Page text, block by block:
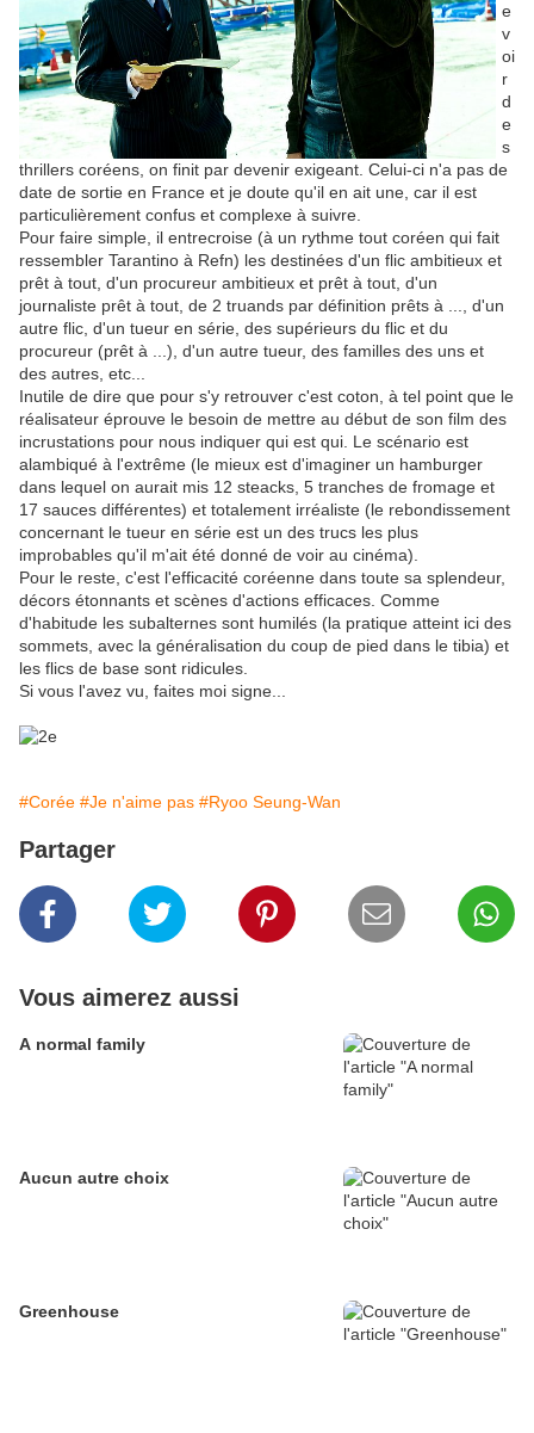
e
v
oi
r
d
e
s
thrillers coréens, on finit par devenir exigeant. Celui-ci n'a pas de
date de sortie en France et je doute qu'il en ait une, car il est
particulièrement confus et complexe à suivre.
Pour faire simple, il entrecroise (à un rythme tout coréen qui fait
ressembler Tarantino à Refn) les destinées d'un flic ambitieux et
prêt à tout, d'un procureur ambitieux et prêt à tout, d'un
journaliste prêt à tout, de 2 truands par définition prêts à ..., d'un
autre flic, d'un tueur en série, des supérieurs du flic et du
procureur (prêt à ...), d'un autre tueur, des familles des uns et
des autres, etc...
Inutile de dire que pour s'y retrouver c'est coton, à tel point que le
réalisateur éprouve le besoin de mettre au début de son film des
incrustations pour nous indiquer qui est qui. Le scénario est
alambiqué à l'extrême (le mieux est d'imaginer un hamburger
dans lequel on aurait mis 12 steacks, 5 tranches de fromage et
17 sauces différentes) et totalement irréaliste (le rebondissement
concernant le tueur en série est un des trucs les plus
improbables qu'il m'ait été donné de voir au cinéma).
Pour le reste, c'est l'efficacité coréenne dans toute sa splendeur,
décors étonnants et scènes d'actions efficaces. Comme
d'habitude les subalternes sont humilés (la pratique atteint ici des
sommets, avec la généralisation du coup de pied dans le tibia) et
les flics de base sont ridicules.
Si vous l'avez vu, faites moi signe...
#Corée #Je n'aime pas #Ryoo Seung-Wan
Partager
Vous aimerez aussi
A normal family
Aucun autre choix
Greenhouse